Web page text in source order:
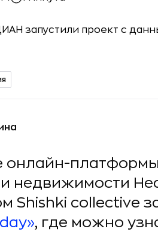
онлайн-
недвижимости
Shishki collective
, где можно